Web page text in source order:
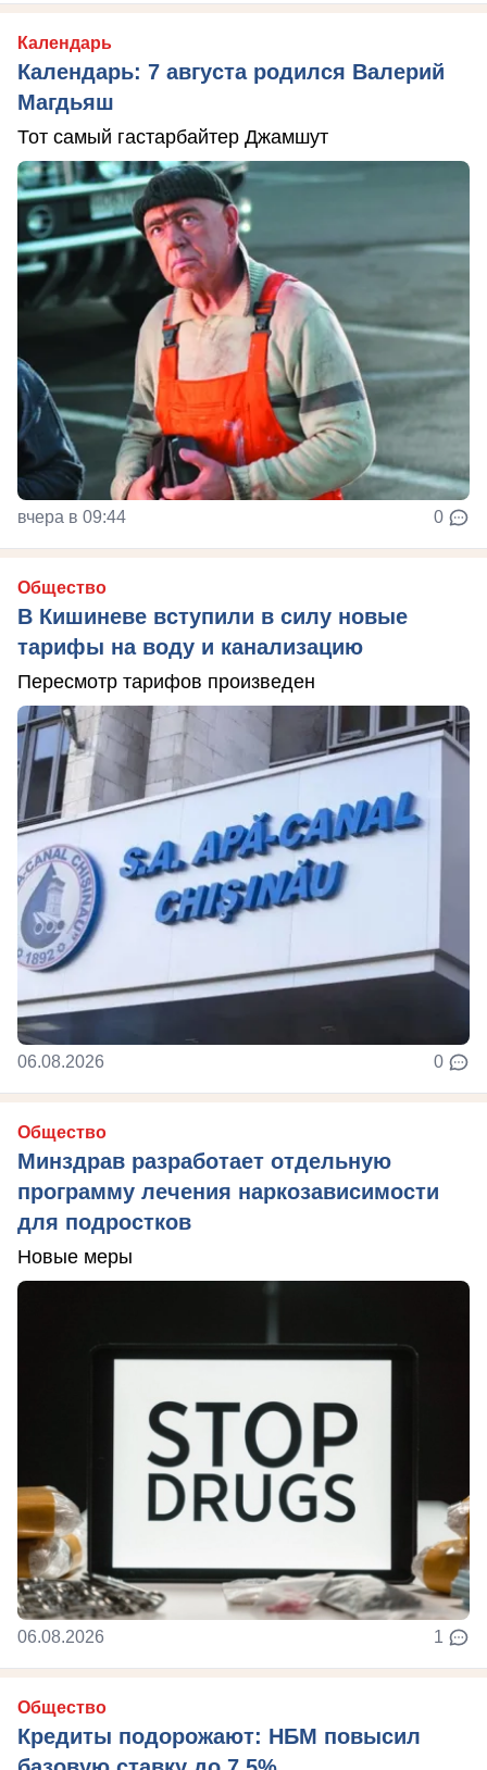
Календарь
Календарь: 7 августа родился Валерий
Магдьяш
Тот самый гастарбайтер Джамшут
вчера в 09:44 0
Общество
В Кишиневе вступили в силу новые
тарифы на воду и канализацию
Пересмотр тарифов произведен
06.08.2026 0
Общество
Минздрав разработает отдельную
программу лечения наркозависимости
для подростков
Новые меры
06.08.2026 1
Общество
Кредиты подорожают: НБМ повысил